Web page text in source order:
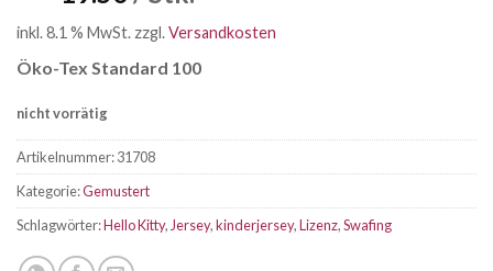
inkl. 8.1 % MwSt. zzgl.Versandkosten
Öko-Tex Standard 100
nicht vorrätig
Artikelnummer:31708
Kategorie:Gemustert
Schlagwörter:Hello Kitty, Jersey,kinderjersey,Lizenz,Swafing